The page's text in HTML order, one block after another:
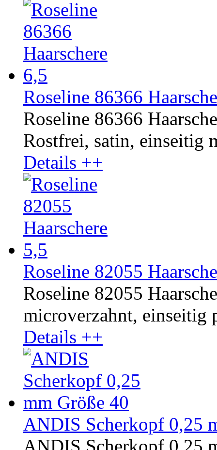
Roseline 86366
Roseline 86366
Rostfrei, satin, einseitig
Details ++
Roseline 82055
Roseline 82055
microverzahnt, einseitig
Details ++
ANDIS Scherkopf 0,25
ANDIS Scherkopf 0,25